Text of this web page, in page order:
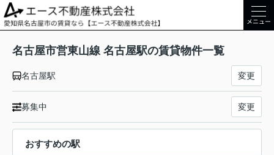
メニュー
名古屋市営東山線 名古屋駅の賃貸物件一覧
名古屋駅 変更
募集中 変更
おすすめの駅